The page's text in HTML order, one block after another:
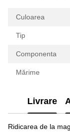
Culoarea
Tip
Componenta
Mărime
Livrare
Ridicarea de la